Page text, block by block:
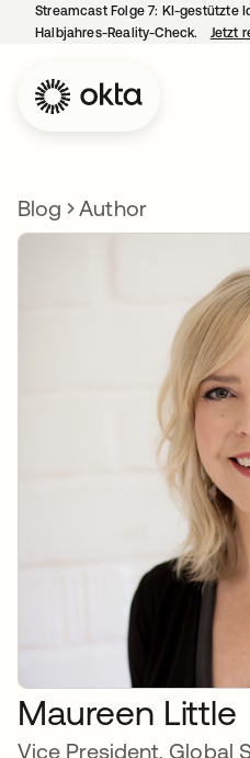
Streamcast Folge 7: KI-gestützte
Halbjahres-Reality-Check.
Jetzt
Blog Author
Maureen Little
Vice President, Global